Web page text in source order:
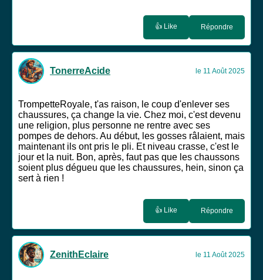
👍 Like Répondre
TonerreAcide le 11 Août 2025
TrompetteRoyale, t'as raison, le coup d'enlever ses
chaussures, ça change la vie. Chez moi, c'est devenu
une religion, plus personne ne rentre avec ses
pompes de dehors. Au début, les gosses râlaient, mais
maintenant ils ont pris le pli. Et niveau crasse, c'est le
jour et la nuit. Bon, après, faut pas que les chaussons
soient plus dégueu que les chaussures, hein, sinon ça
sert à rien !
👍 Like Répondre
ZenithEclaire le 11 Août 2025